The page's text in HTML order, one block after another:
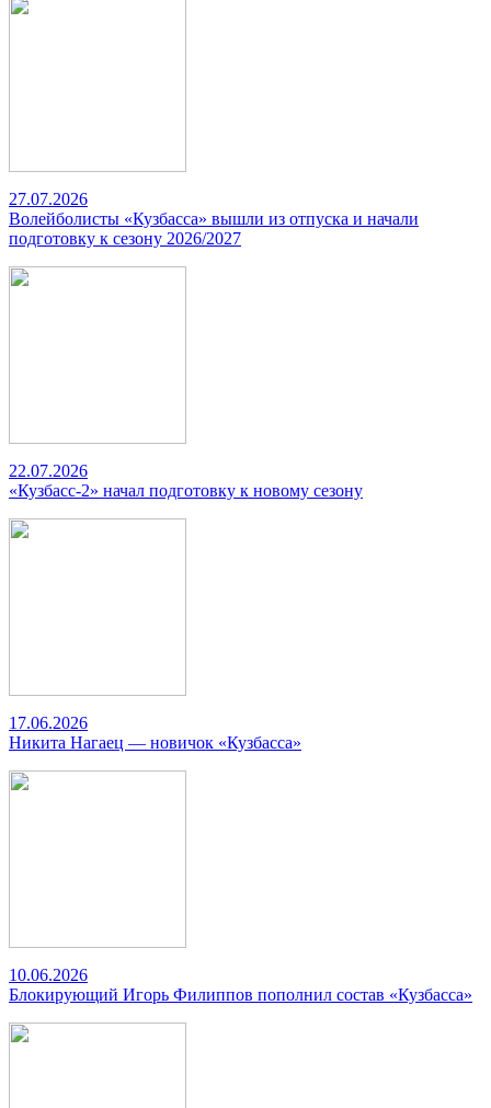
27.07.2026
Волейболисты «Кузбасса» вышли из отпуска и начали
подготовку к сезону 2026/2027
22.07.2026
«Кузбасс-2» начал подготовку к новому сезону
17.06.2026
Никита Нагаец — новичок «Кузбасса»
10.06.2026
Блокирующий Игорь Филиппов пополнил состав «Кузбасса»